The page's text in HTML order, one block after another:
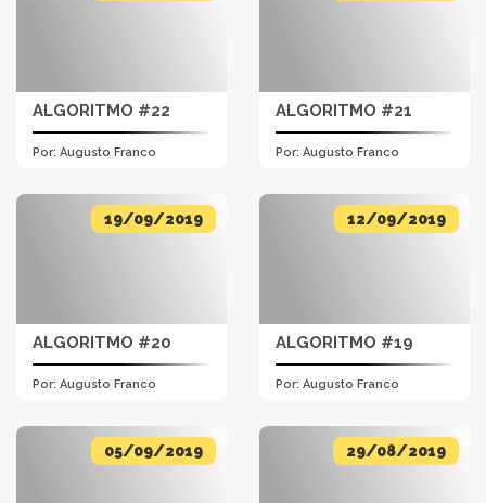
ALGORITMO #22
Por: Augusto Franco
ALGORITMO #21
Por: Augusto Franco
19/09/2019
ALGORITMO #20
Por: Augusto Franco
12/09/2019
ALGORITMO #19
Por: Augusto Franco
05/09/2019 29/08/2019